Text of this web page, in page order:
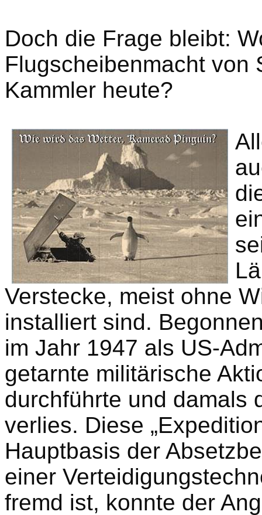
Doch die Frage bleibt:
Flugscheibenmacht von
Kammler heute?
Verstecke, meist ohne
installiert sind.
im Jahr 1947 als US-
getarnte militärische
durchführte und damals
verlies. Diese
Hauptbasis der
einer
fremd ist, konnte der